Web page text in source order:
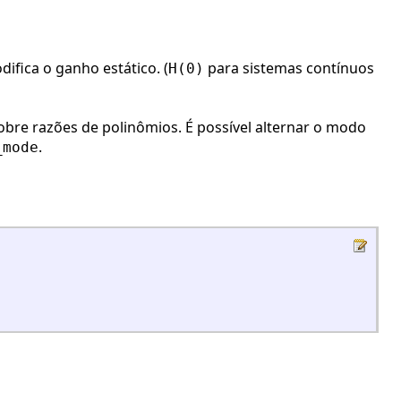
o ganho estático. (H(0) para sistemas contínuos
razões de polinômios. É possível alternar o modo
.